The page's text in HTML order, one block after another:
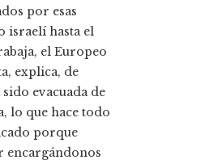
por esas
israelí hasta el
el Europeo
explica, de
sido evacuada de
lo que hace todo
porque
encargándonos